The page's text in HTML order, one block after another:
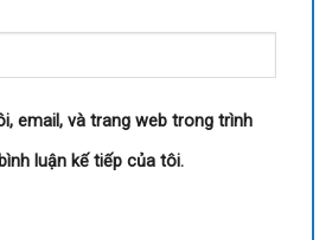
email, và trang web trong trình
luận kế tiếp của tôi.